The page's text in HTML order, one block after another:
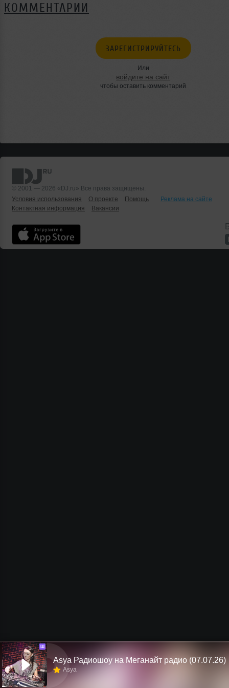
КОММЕНТАРИИ
ЗАРЕГИСТРИРУЙТЕСЬ
Или
войдите на сайт
чтобы оставить комментарий
© 2001 — 2026 «DJ.ru» Все права защищены.
Условия использования
О проекте Помощь
Реклама на сайте
Контактная информация
Вакансии
Ш
Asya Радиошоу на Меганайт радио (07.07.26)
Asya